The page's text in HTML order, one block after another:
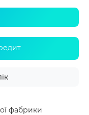
фабрики